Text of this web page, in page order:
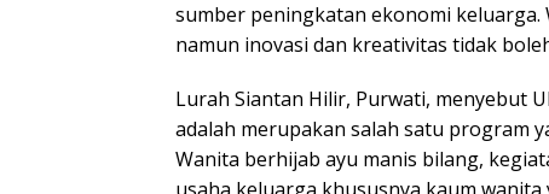
sumber peningkatan ekonomi keluarga.
namun inovasi dan kreativitas tidak
Lurah Siantan Hilir, Purwati, menyebut
adalah merupakan salah satu program
Wanita berhijab ayu manis bilang,